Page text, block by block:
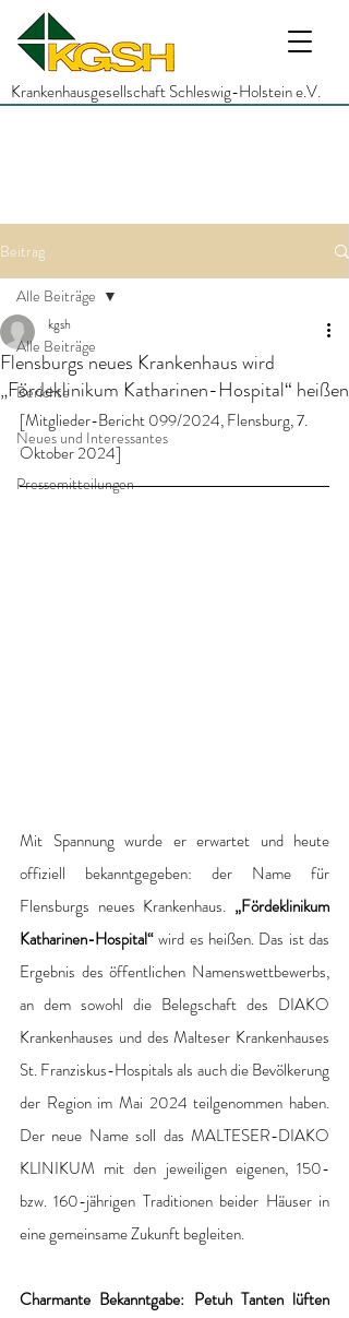
Krankenhausgesellschaft Schleswig-Holstein e.V.
Beitrag
Alle Beiträge
Berichte
Neues und Interessantes
Pressemitteilungen
Alle Beiträge
Flensburgs neues Krankenhaus wird
„Fördeklinikum Katharinen-Hospital“ heißen
kgsh
[Mitglieder-Bericht 099/2024, Flensburg, 7.
Oktober 2024]
Mit Spannung wurde er erwartet und heute
offiziell bekanntgegeben: der Name für
Flensburgs neues Krankenhaus. „Fördeklinikum
Katharinen-Hospital“ wird es heißen. Das ist das
Ergebnis des öffentlichen Namenswettbewerbs,
an dem sowohl die Belegschaft des DIAKO
Krankenhauses und des Malteser Krankenhauses
St. Franziskus-Hospitals als auch die Bevölkerung
der Region im Mai 2024 teilgenommen haben.
Der neue Name soll das MALTESER-DIAKO
KLINIKUM mit den jeweiligen eigenen, 150-
bzw. 160-jährigen Traditionen beider Häuser in
eine gemeinsame Zukunft begleiten.
Charmante Bekanntgabe: Petuh Tanten lüften